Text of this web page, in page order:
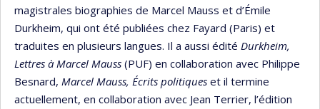
magistrales biographies de Marcel Mauss et d’Émile
Durkheim, qui ont été publiées chez Fayard (Paris) et
traduites en plusieurs langues. Il a aussi édité Durkheim,
Lettres à Marcel Mauss (PUF) en collaboration avec Philippe
Besnard, Marcel Mauss, Écrits politiques et il termine
actuellement, en collaboration avec Jean Terrier, l’édition